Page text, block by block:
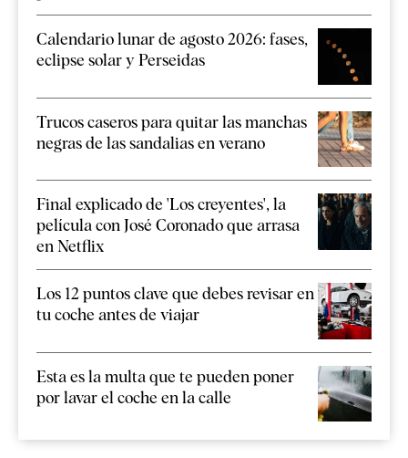
Calendario lunar de agosto 2026: fases,
eclipse solar y Perseidas
Trucos caseros para quitar las manchas
negras de las sandalias en verano
Final explicado de 'Los creyentes', la
película con José Coronado que arrasa
en Netflix
Los 12 puntos clave que debes revisar en
tu coche antes de viajar
Esta es la multa que te pueden poner
por lavar el coche en la calle